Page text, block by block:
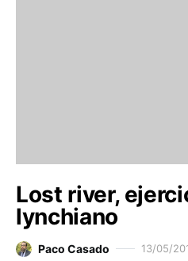
Lost river,
lynchiano
Paco Casado 13/05/